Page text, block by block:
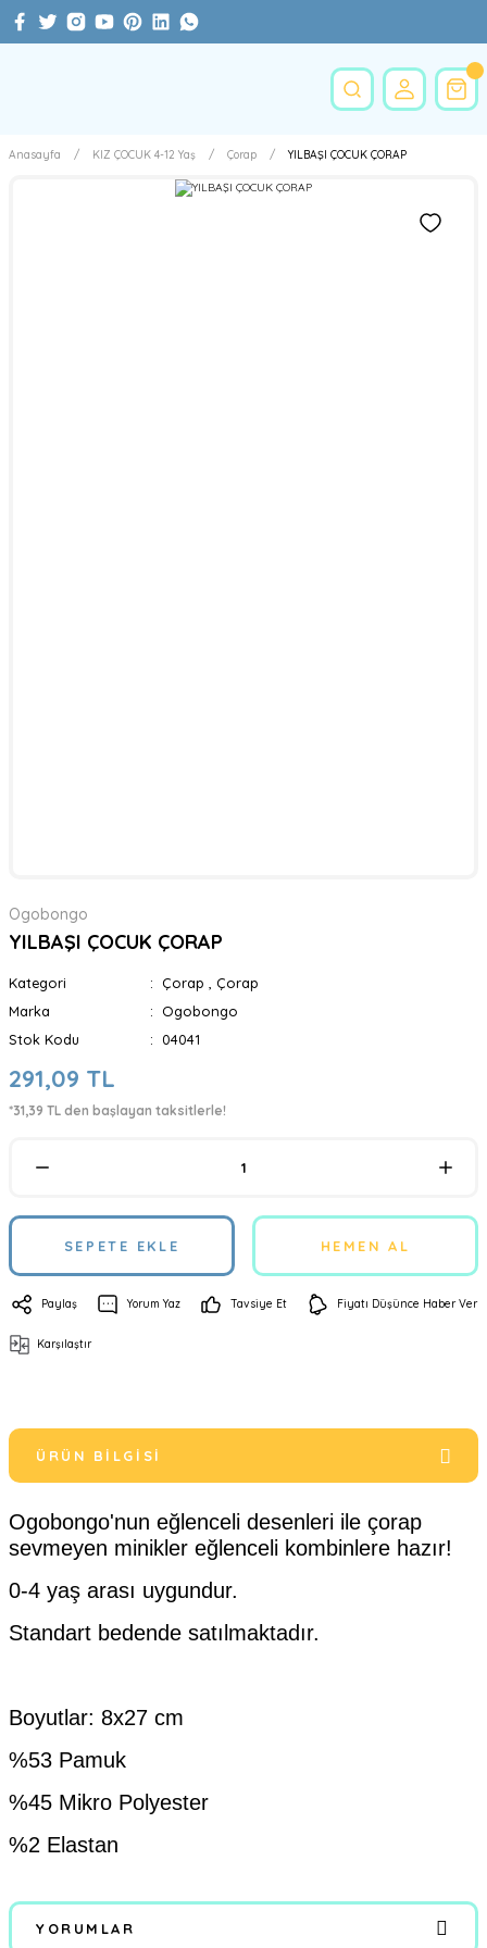
Anasayfa KIZ ÇOCUK 4-12 Yaş Çorap YILBAŞI ÇOCUK ÇORAP
Ogobongo
YILBAŞI ÇOCUK ÇORAP
Kategori Çorap
Çorap
Marka
Ogobongo
Stok Kodu
04041
291,09 TL
*31,39 TL den başlayan taksitlerle!
SEPETE EKLE HEMEN AL
Paylaş Yorum Yaz Tavsiye Et Fiyatı Düşünce Haber Ver
Karşılaştır
ÜRÜN BILGISI
Ogobongo'nun eğlenceli desenleri ile çorap
sevmeyen minikler eğlenceli kombinlere hazır!
0-4 yaş arası uygundur.
Standart bedende satılmaktadır.
Boyutlar: 8x27 cm
%53 Pamuk
%45 Mikro Polyester
%2 Elastan
YORUMLAR